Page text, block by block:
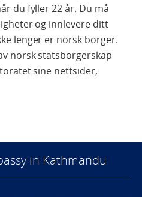
du fyller 22 år. Du må
og innlevere ditt
lenger er norsk borger.
norsk statsborgerskap
sine nettsider,
in Kathmandu